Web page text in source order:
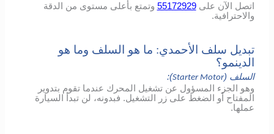
اتصل الآن على55172929 وتمتع بأعلى مستوى من الدقة
والاحترافية.
تبديل سلف الأحمدي: ما هو السلف وما هو
الدينمو؟
السلف (Starter Motor
):
وهو الجزء المسؤول عن تشغيل المحرك عندما تقوم بتدوير
المفتاح أو الضغط على زر التشغيل. فبدونه، لن تبدأ السيارة
عملها.